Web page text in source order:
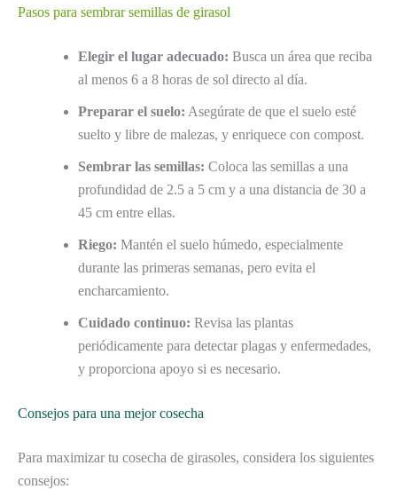
Pasos para sembrar semillas de girasol
Elegir el lugar adecuado: Busca un área que reciba
al menos 6 a 8 horas de sol directo al día.
Preparar el suelo: Asegúrate de que el suelo esté
suelto y libre de malezas, y enriquece con compost.
Sembrar las semillas: Coloca las semillas a una
profundidad de 2.5 a 5 cm y a una distancia de 30 a
45 cm entre ellas.
Riego: Mantén el suelo húmedo, especialmente
durante las primeras semanas, pero evita el
encharcamiento.
Cuidado continuo: Revisa las plantas
periódicamente para detectar plagas y enfermedades,
y proporciona apoyo si es necesario.
Consejos para una mejor cosecha
Para maximizar tu cosecha de girasoles, considera los siguientes
consejos: